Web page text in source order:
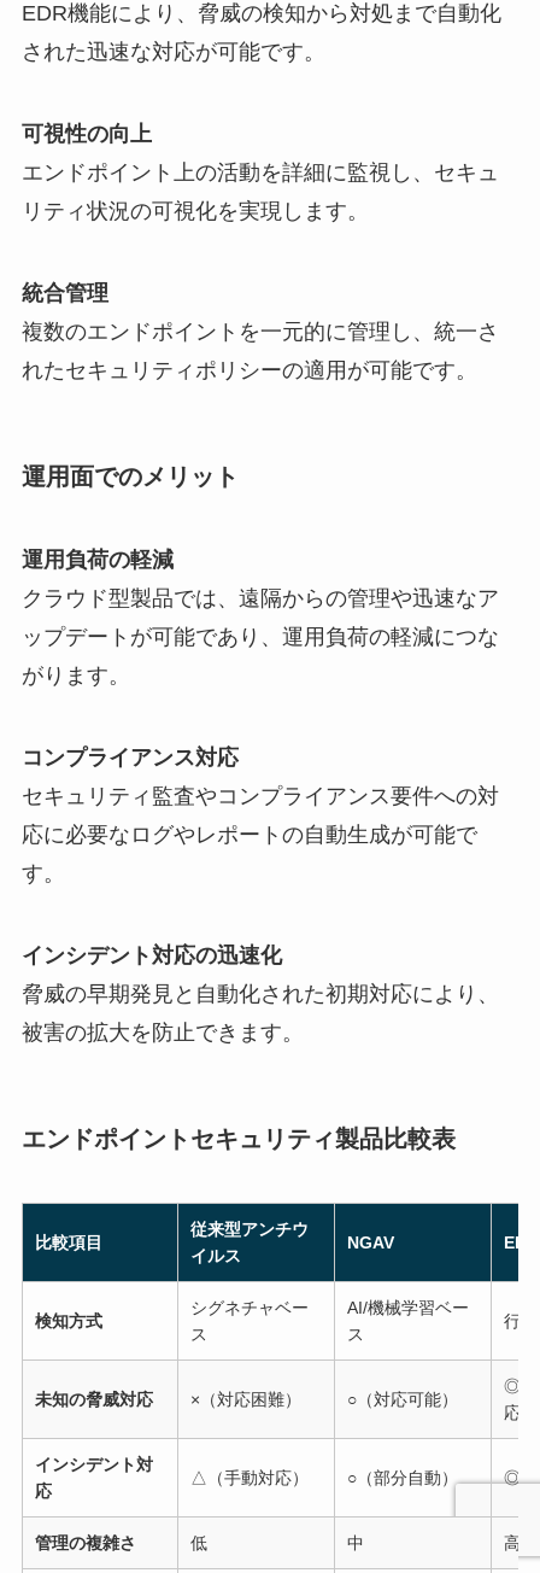
EDR機能により、脅威の検知から対処まで自動化
された迅速な対応が可能です。
可視性の向上
エンドポイント上の活動を詳細に監視し、セキュ
リティ状況の可視化を実現します。
統合管理
複数のエンドポイントを一元的に管理し、統一さ
れたセキュリティポリシーの適用が可能です。
運用面でのメリット
運用負荷の軽減
クラウド型製品では、遠隔からの管理や迅速なア
ップデートが可能であり、運用負荷の軽減につな
がります。
コンプライアンス対応
セキュリティ監査やコンプライアンス要件への対
応に必要なログやレポートの自動生成が可能で
す。
インシデント対応の迅速化
脅威の早期発見と自動化された初期対応により、
被害の拡大を防止できます。
エンドポイントセキュリティ製品比較表
比較項目
従来型アンチウ
イルス
NGAV EDR
検知方式
シグネチャベー
ス
AI/機械学習ベー
ス
行
未知の脅威対応 ×（対応困難） ○（対応可能）
◎（
応）
インシデント対
応
△（手動対応） ○（部分自動） ◎（
管理の複雑さ 低 中 高